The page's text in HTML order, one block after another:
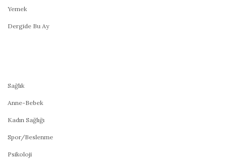
Yemek
Dergide Bu Ay
Sağlık
Anne-Bebek
Kadın Sağlığı
Spor/Beslenme
Psikoloji